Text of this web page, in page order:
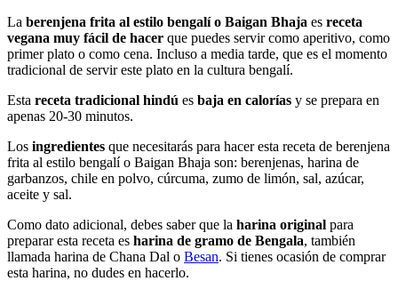
La berenjena frita al estilo bengalí o Baigan Bhaja es receta
vegana muy fácil de hacer que puedes servir como aperitivo, como
primer plato o como cena. Incluso a media tarde, que es el momento
tradicional de servir este plato en la cultura bengalí.
Esta receta tradicional hindú es baja en calorías y se prepara en
apenas 20-30 minutos.
Los ingredientes que necesitarás para hacer esta receta de berenjena
frita al estilo bengalí o Baigan Bhaja son: berenjenas, harina de
garbanzos, chile en polvo, cúrcuma, zumo de limón, sal, azúcar,
aceite y sal.
Como dato adicional, debes saber que la harina original para
preparar esta receta es harina de gramo de Bengala, también
llamada harina de Chana Dal o Besan. Si tienes ocasión de comprar
esta harina, no dudes en hacerlo.